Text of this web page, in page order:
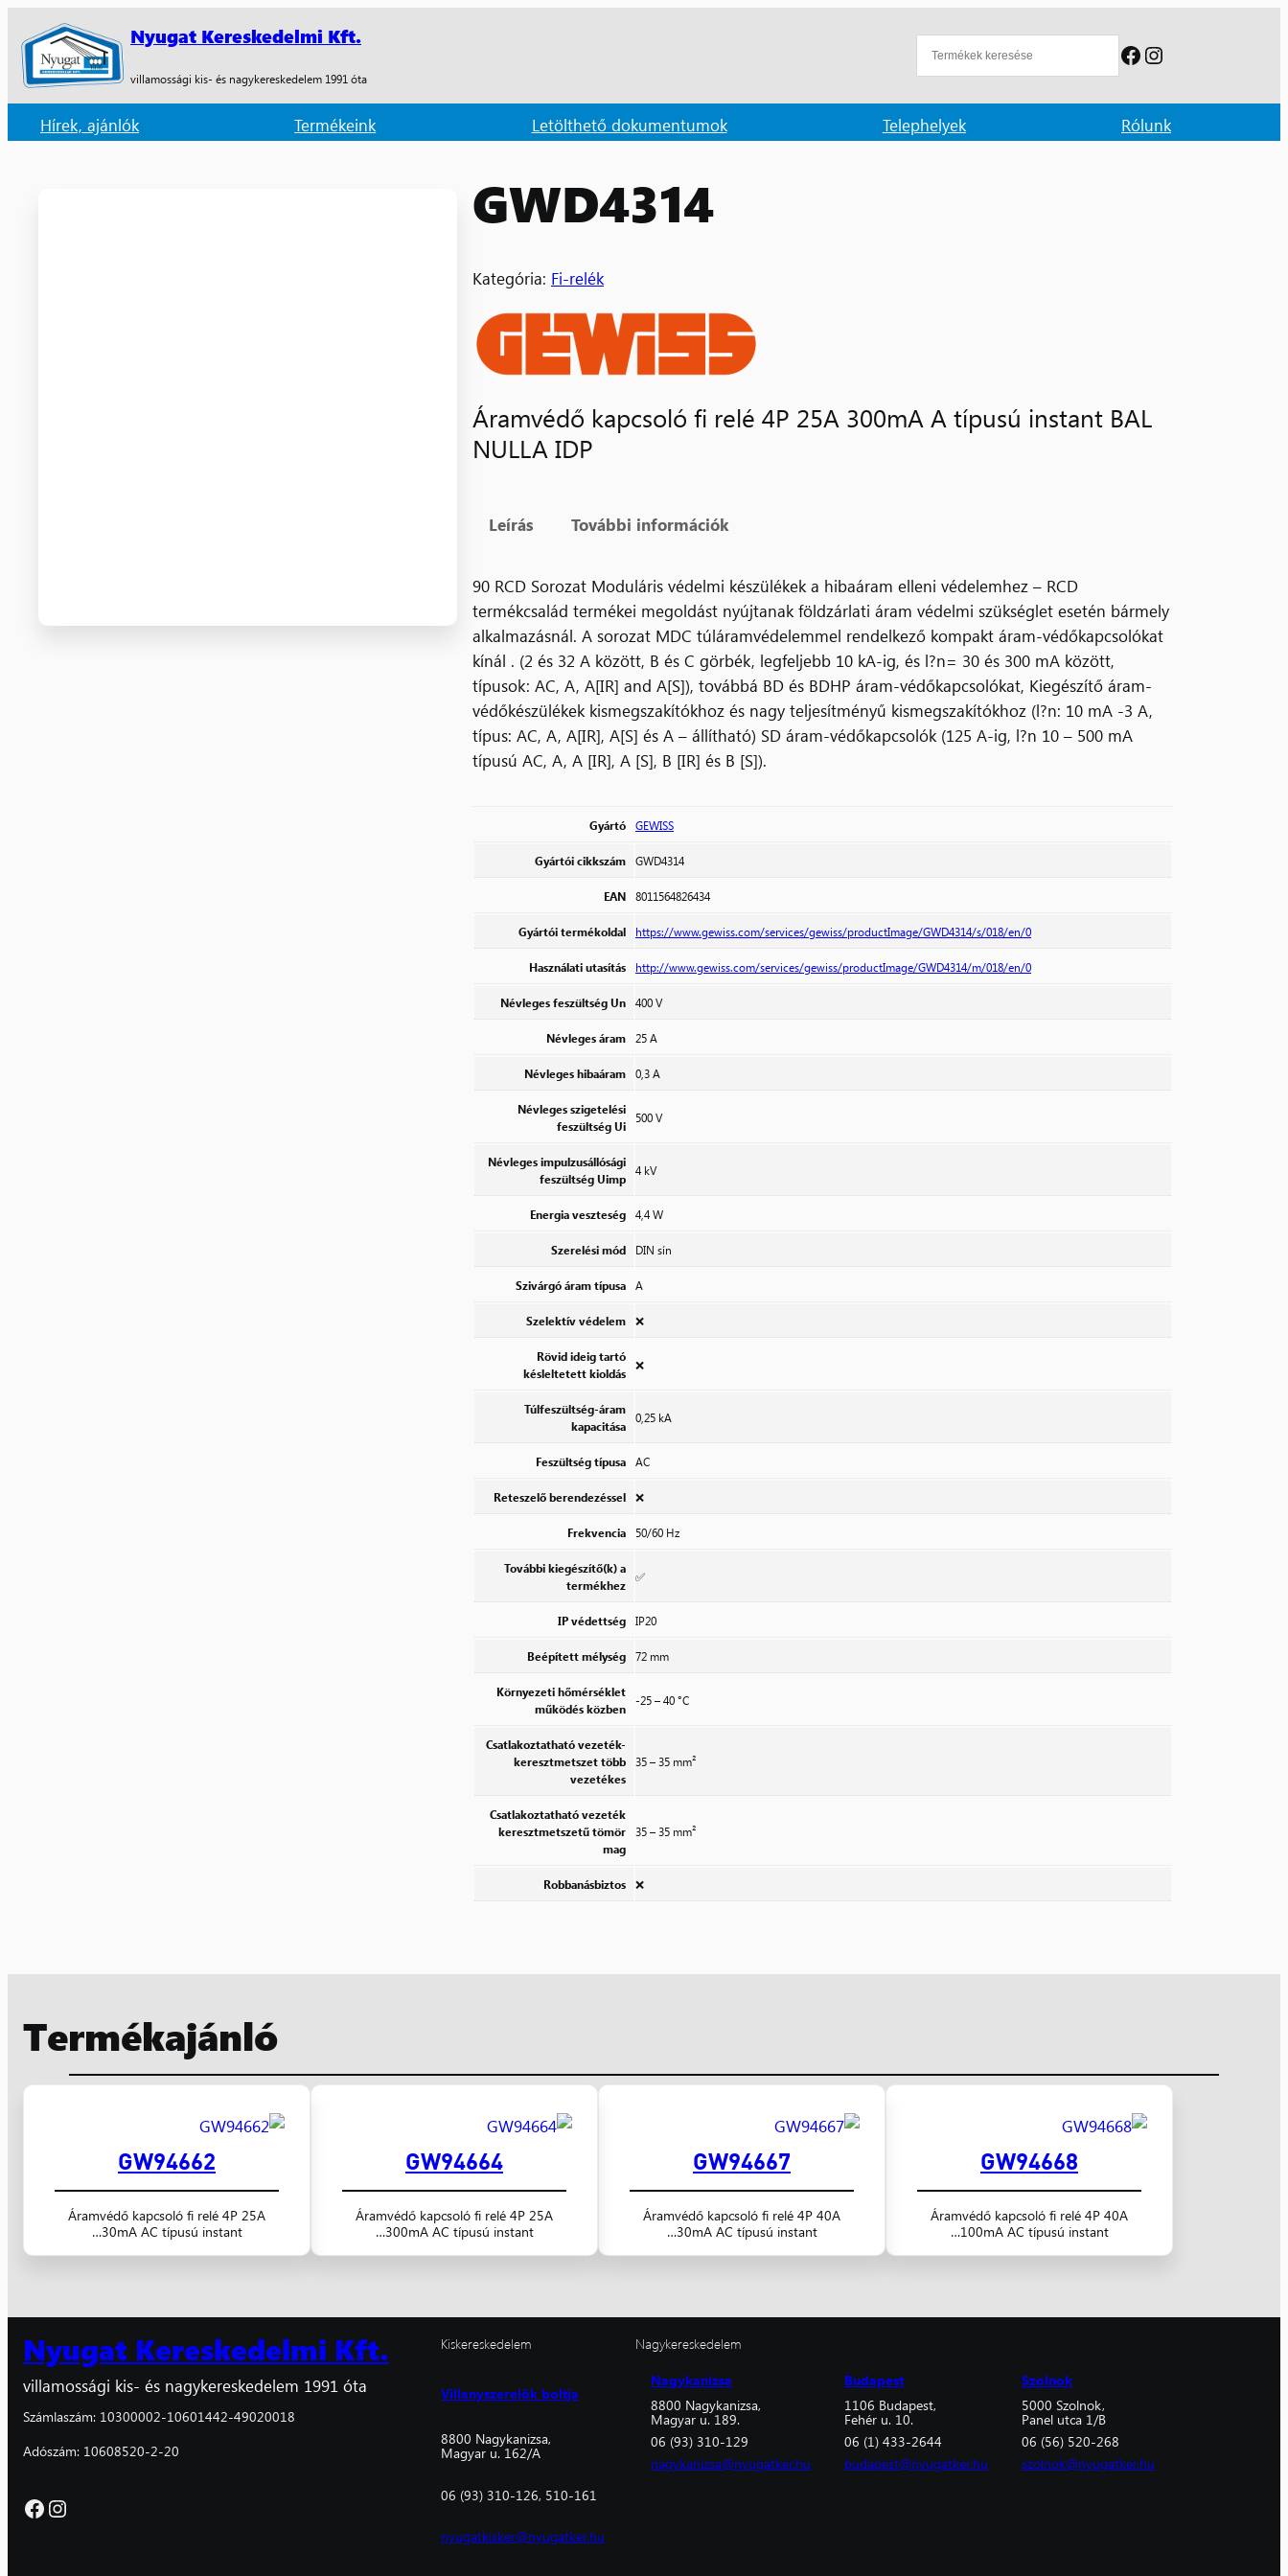
Nyugat Kereskedelmi Kft.
villamossági kis- és nagykereskedelem 1991 óta
Facebook
Instagram
Hírek, ajánlók Termékeink Letölthető dokumentumok Telephelyek Rólunk
GWD4314
Kategória: Fi-relék
Áramvédő kapcsoló fi relé 4P 25A 300mA A típusú instant BAL
NULLA IDP
Leírás További információk
90 RCD Sorozat Moduláris védelmi készülékek a hibaáram elleni védelemhez – RCD
termékcsalád termékei megoldást nyújtanak földzárlati áram védelmi szükséglet esetén bármely
alkalmazásnál. A sorozat MDC túláramvédelemmel rendelkező kompakt áram-védőkapcsolókat
kínál . (2 és 32 A között, B és C görbék, legfeljebb 10 kA-ig, és l?n= 30 és 300 mA között,
típusok: AC, A, A[IR] and A[S]), továbbá BD és BDHP áram-védőkapcsolókat, Kiegészítő áram-
védőkészülékek kismegszakítókhoz és nagy teljesítményű kismegszakítókhoz (l?n: 10 mA -3 A,
típus: AC, A, A[IR], A[S] és A – állítható) SD áram-védőkapcsolók (125 A-ig, l?n 10 – 500 mA
típusú AC, A, A [IR], A [S], B [IR] és B [S]).
Gyártó GEWISS
Gyártói cikkszám GWD4314
EAN 8011564826434
Gyártói termékoldal https://www.gewiss.com/services/gewiss/productImage/GWD4314/s/018/en/0
Használati utasítás http://www.gewiss.com/services/gewiss/productImage/GWD4314/m/018/en/0
Névleges feszültség Un 400 V
Névleges áram 25 A
Névleges hibaáram 0,3 A
Névleges szigetelési
feszültség Ui
500 V
Névleges impulzusállósági
feszültség Uimp
4 kV
Energia veszteség 4,4 W
Szerelési mód DIN sín
Szivárgó áram típusa A
Szelektív védelem ❌
Rövid ideig tartó
késleltetett kioldás
❌
Túlfeszültség-áram
kapacitása
0,25 kA
Feszültség típusa AC
Reteszelő berendezéssel ❌
Frekvencia 50/60 Hz
További kiegészítő(k) a
termékhez
✅
IP védettség IP20
Beépített mélység 72 mm
Környezeti hőmérséklet
működés közben
-25 – 40 °C
Csatlakoztatható vezeték-
keresztmetszet több
vezetékes
35 – 35 mm²
Csatlakoztatható vezeték
keresztmetszetű tömör
mag
35 – 35 mm²
Robbanásbiztos ❌
Termékajánló
GW94668
Áramvédő kapcsoló fi relé 4P 40A
100mA AC típusú instant…
GW94667
Áramvédő kapcsoló fi relé 4P 40A
30mA AC típusú instant…
GW94664
Áramvédő kapcsoló fi relé 4P 25A
300mA AC típusú instant…
GW94662
Áramvédő kapcsoló fi relé 4P 25A
30mA AC típusú instant…
Nyugat Kereskedelmi Kft.
villamossági kis- és nagykereskedelem 1991 óta
Számlaszám: 10300002-10601442-49020018
Adószám: 10608520-2-20
Facebook Instagram
Kiskereskedelem
Villanyszerelők boltja
8800 Nagykanizsa,
Magyar u. 162/A
06 (93) 310-126, 510-161
nyugatkisker@nyugatker.hu
Nagykereskedelem
Nagykanizsa
8800 Nagykanizsa,
Magyar u. 189.
06 (93) 310-129
nagykanizsa@nyugatker.hu
Budapest
1106 Budapest,
Fehér u. 10.
06 (1) 433-2644
budapest@nyugatker.hu
Szolnok
5000 Szolnok,
Panel utca 1/B
06 (56) 520-268
szolnok@nyugatker.hu